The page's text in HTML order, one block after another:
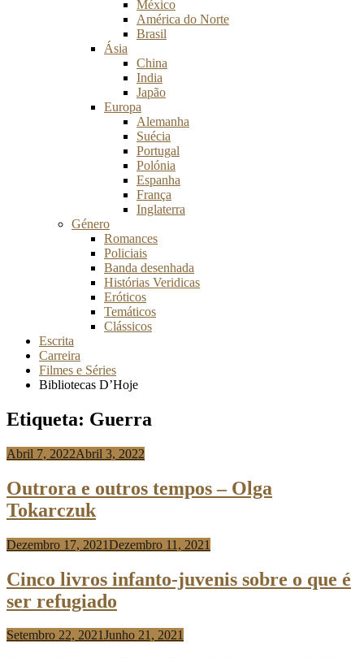
México
América do Norte
Brasil
Ásia
China
India
Japão
Europa
Alemanha
Suécia
Portugal
Polónia
Espanha
França
Inglaterra
Género
Romances
Policiais
Banda desenhada
Histórias Veridicas
Eróticos
Temáticos
Clássicos
Escrita
Carreira
Filmes e Séries
Bibliotecas D’Hoje
Etiqueta: Guerra
Abril 7, 2022Abril 3, 2022
Outrora e outros tempos – Olga
Tokarczuk
Dezembro 17, 2021Dezembro 11, 2021
Cinco livros infanto-juvenis sobre o que é
ser refugiado
Setembro 22, 2021Junho 21, 2021